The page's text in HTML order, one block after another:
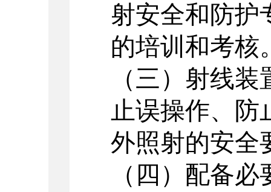
射安全和防护
的培训和考核
（三）射线
止误操作、
外照射的安全
（四）配备